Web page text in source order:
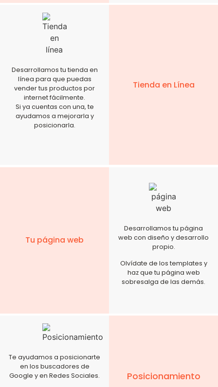
Desarrollamos tu tienda en
línea para que puedas
vender tus productos por
internet fácilmente.
Si ya cuentas con una, te
ayudamos a mejorarla y
posicionarla.
Tienda en Línea
Tu página web
Desarrollamos tu página
web con diseño y desarrollo
propio.
Olvídate de los templates y
haz que tu página web
sobresalga de las demás.
Te ayudamos a posicionarte
en los buscadores de
Google y en Redes Sociales.
Posicionamiento